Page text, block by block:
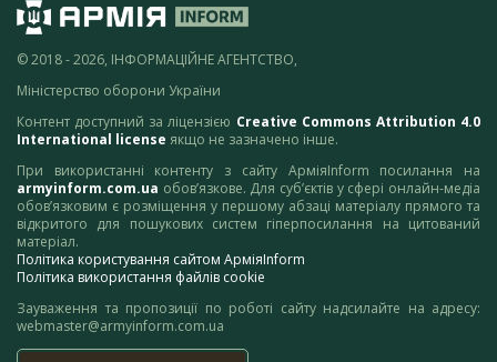
© 2018 - 2026, ІНФОРМАЦІЙНЕ АГЕНТСТВО,
Міністерство оборони України
Контент доступний за ліцензією Creative Commons Attribution 4.0
International license якщо не зазначено інше.
При використанні контенту з сайту АрміяInform посилання на
armyinform.com.ua обов’язкове. Для суб’єктів у сфері онлайн-медіа
обов’язковим є розміщення у першому абзаці матеріалу прямого та
відкритого для пошукових систем гіперпосилання на цитований
матеріал.
Політика користування сайтом АрміяInform
Політика використання файлів cookie
Зауваження та пропозиції по роботі сайту надсилайте на адресу:
webmaster@armyinform.com.ua